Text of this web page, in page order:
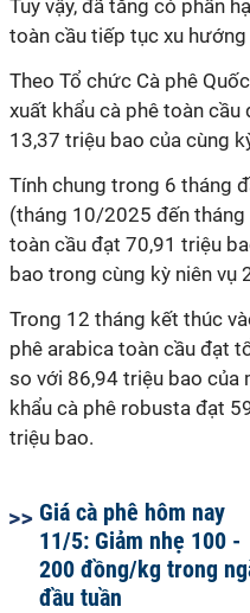
Tuy vậy, đã tăng có phần
toàn cầu tiếp tục xu hướng
Theo Tổ chức Cà phê
xuất khẩu cà phê toàn
13,37 triệu bao của cùng
Tính chung trong 6 tháng
(tháng 10/2025 đến
toàn cầu đạt 70,91 triệu
bao trong cùng kỳ niên vụ
Trong 12 tháng kết thúc
phê arabica toàn cầu đạt
so với 86,94 triệu bao
khẩu cà phê robusta đạt
triệu bao.
Giá cà phê hôm nay
11/5: Giảm nhẹ 100 -
200 đồng/kg trong
đầu tuần